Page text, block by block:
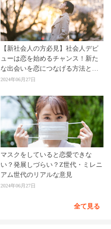
【新社会人の方必見】社会人デビ
ューは恋を始めるチャンス！新た
な出会いを恋につなげる方法と
は？
2024年06月27日
マスクをしていると恋愛できな
い？発展しづらい？Z世代・ミレニ
アム世代のリアルな意見
2024年06月27日
全て見る